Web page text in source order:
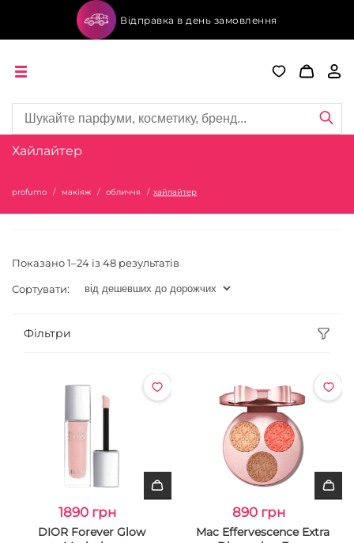
Відправка в день замовлення
Хайлайтер
profumo макіяж обличчя хайлайтер
Показано 1–24 із 48 результатів
Сортувати:
Фільтри
1890 грн
DIOR Forever Glow
890 грн
Mac Effervescence Extra